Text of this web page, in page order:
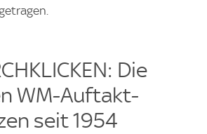
Die
WM-Auftakt-
seit 1954